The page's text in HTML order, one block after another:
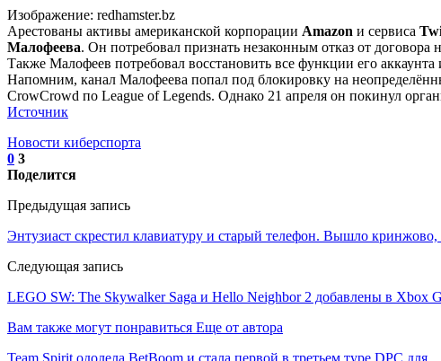
Изображение: redhamster.bz
Арестованы активы американской корпорации Amazon и сервиса
Малофеева. Он потребовал признать незаконным отказ от договора
Также Малофеев потребовал восстановить все функции его
Напомним, канал Малофеева попал под блокировку на
CrowCrowd по League of Legends. Однако 21 апреля он покинул
Источник
Новости киберспорта
0 3
Поделится
Предыдущая запись
Энтузиаст скрестил клавиатуру и старый телефон. Вышло кринжово,
Следующая запись
LEGO SW: The Skywalker Saga и Hello Neighbor 2 добавлены в Xbox
Вам также могут понравиться Еще от автора
Team Spirit одолела BetBoom и стала первой в третьем туре DPC для…